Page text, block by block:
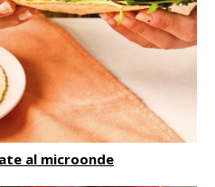
al microonde